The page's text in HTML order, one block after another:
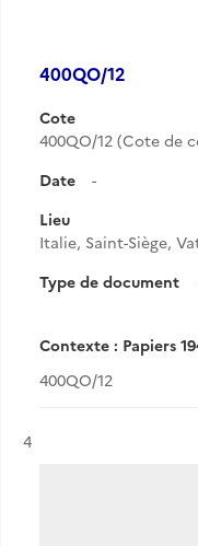
400QO/12
Cote
400QO/12 (Cote de
Date
-
Lieu
Italie, Saint-Siège,
Type de document
Contexte : Papiers
400QO/12
Résultat n°
4